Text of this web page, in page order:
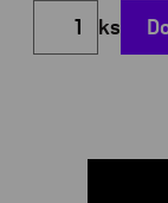
ks